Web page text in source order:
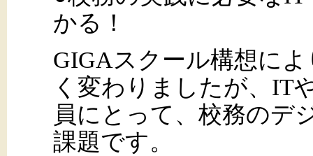
かる！
GIGAスクール構想に
く変わりましたが、IT
員にとって、校務のデ
課題です。